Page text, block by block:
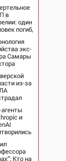
в
один
погиб,
экс-
Самары
шесть
новые
из-за
и
в
–
Твери
и
Кто на